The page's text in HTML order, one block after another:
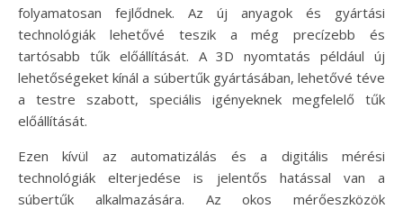
folyamatosan fejlődnek. Az új anyagok és gyártási
technológiák lehetővé teszik a még precízebb és
tartósabb tűk előállítását. A 3D nyomtatás például új
lehetőségeket kínál a súbertűk gyártásában, lehetővé téve
a testre szabott, speciális igényeknek megfelelő tűk
előállítását.
Ezen kívül az automatizálás és a digitális mérési
technológiák elterjedése is jelentős hatással van a
súbertűk alkalmazására. Az okos mérőeszközök